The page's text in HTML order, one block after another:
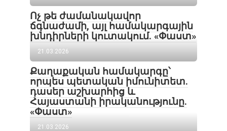
Ոչ թե ժամանակավոր
ճգնաժամի, այլ համակարգային
խնդիրների կուտակում. «Փաստ»
21.03.2026
Քաղաքական համակարգը՝
որպես պետական իմունիտետ.
դասեր աշխարհից և
Հայաստանի իրականությունը.
«Փաստ»
21.03.2026